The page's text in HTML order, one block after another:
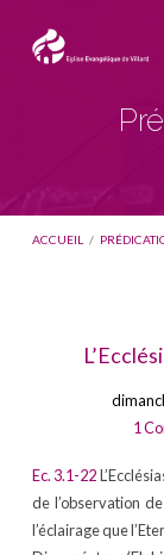
ACCUEIL /
1
Ec. 3.1-22
de l’observation
l’éclairage que